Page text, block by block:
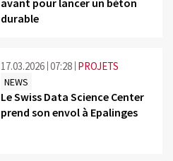
durable
17.03.2026 07:28 PROJETS
NEWS
Le Swiss Data Science Center
prend son envol à Epalinges